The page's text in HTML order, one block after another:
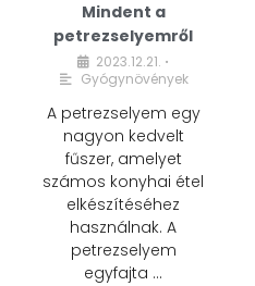
Mindent a
petrezselyemről
2023.12.21. •
Gyógynövények
A petrezselyem egy
nagyon kedvelt
fűszer, amelyet
számos konyhai étel
elkészítéséhez
használnak. A
petrezselyem
egyfajta …